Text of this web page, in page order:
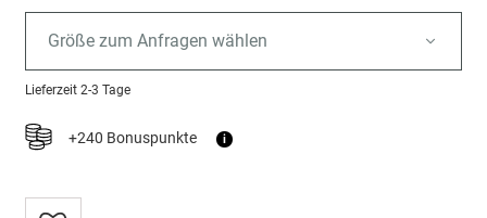
Größe zum Anfragen wählen
Lieferzeit 2-3 Tage
+240 Bonuspunkte i